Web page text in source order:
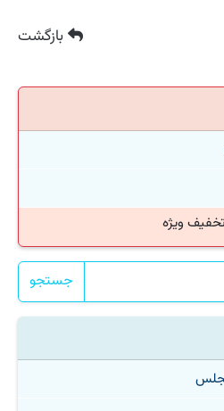
بازگشت
ویژه
جستجو